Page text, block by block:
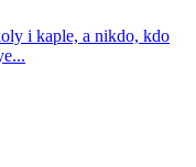
i kaple, a nikdo, kdo